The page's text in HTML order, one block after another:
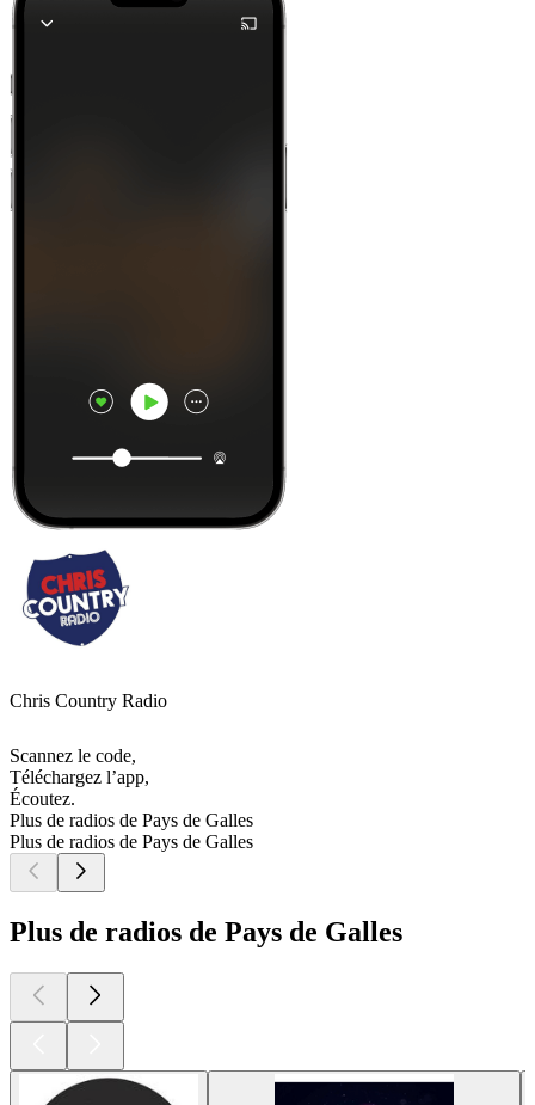
Chris Country Radio
Scannez le code,
Téléchargez l’app,
Écoutez.
Plus de radios de Pays de Galles
Plus de radios de Pays de Galles
Plus de radios de Pays de Galles